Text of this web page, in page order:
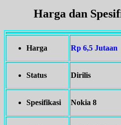
Harga dan
Harga Rp 6,5 Jutaan
Status Dirilis
Spesifikasi Nokia 8